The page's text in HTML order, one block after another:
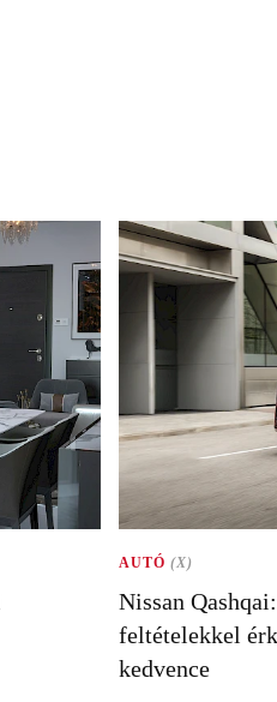
AUTÓ(X)
Nissan
feltételekkel
kedvence